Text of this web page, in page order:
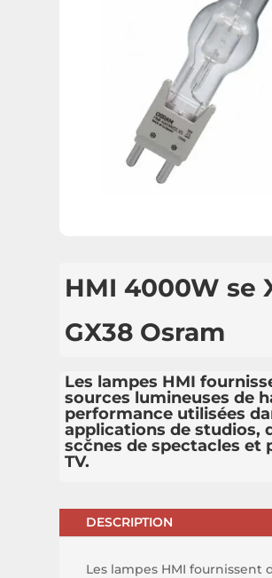
HMI 4000W se
GX38 Osram
Les lampes HMI
sources lumineuses de
performance utilisées
applications de studios,
scčnes de spectacles et
TV.
DESCRIPTION
Les lampes HMI fournissent